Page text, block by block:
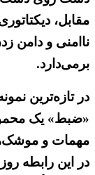
مقابل،
ناامنی و دامن
برمی‌دارد.
در تازه‌ترین
«ضبط» یک
مهمات و
در این رابطه